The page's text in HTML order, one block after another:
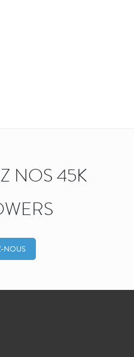
NOS 45K
NOUS